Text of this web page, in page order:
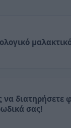
να διατηρήσετε
σας!